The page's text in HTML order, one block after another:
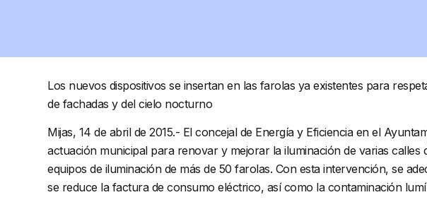
Los nuevos dispositivos se insertan en las farolas ya existentes para
de fachadas y del cielo nocturno
Mijas, 14 de abril de 2015.- El concejal de Energía y Eficiencia en el
actuación municipal para renovar y mejorar la iluminación de varias
equipos de iluminación de más de 50 farolas. Con esta intervención, se
se reduce la factura de consumo eléctrico, así como la contaminación